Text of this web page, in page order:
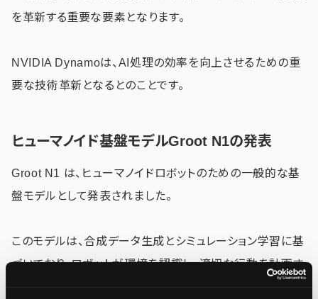
を革新する重要な要素となります。
NVIDIA Dynamoは、AI処理の効率を向上させるための重
要な技術革新となるとのことです。
ヒューマノイド基盤モデルGroot N1の発表
Groot N1 は、ヒューマノイドロボットのための一般的な基
盤モデルとして発表されました。
このモデルは、合成データ生成とシミュレーション学習に基
づいており、ロボットが環境を認識し、適切な行動を計画す